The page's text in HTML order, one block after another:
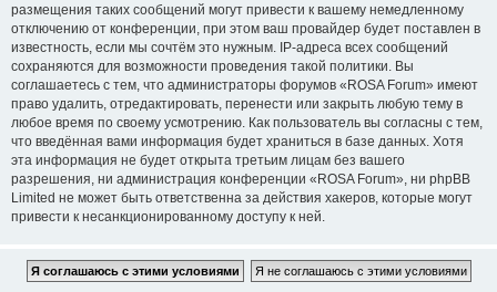
размещения таких сообщений могут привести к вашему немедленному
отключению от конференции, при этом ваш провайдер будет поставлен в
известность, если мы сочтём это нужным. IP-адреса всех сообщений
сохраняются для возможности проведения такой политики. Вы
соглашаетесь с тем, что администраторы форумов «ROSA Forum» имеют
право удалить, отредактировать, перенести или закрыть любую тему в
любое время по своему усмотрению. Как пользователь вы согласны с тем,
что введённая вами информация будет храниться в базе данных. Хотя
эта информация не будет открыта третьим лицам без вашего
разрешения, ни администрация конференции «ROSA Forum», ни phpBB
Limited не может быть ответственна за действия хакеров, которые могут
привести к несанкционированному доступу к ней.